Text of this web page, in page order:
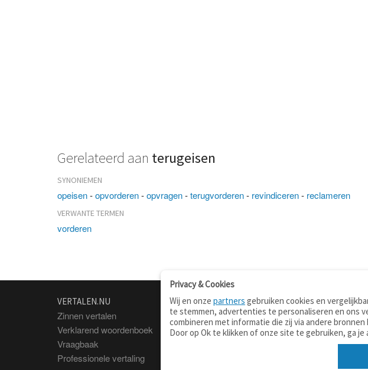
Gerelateerd aan terugeisen
SYNONIEMEN
opeisen-opvorderen-opvragen-terugvorderen- revindiceren- reclameren
VERWANTE TERMEN
vorderen
VERTALEN.NU
Zinnen vertalen
Verklarend woordenboek
Vraagbaak
Professionele vertaling
OVER
Over deze site
Contact
TOOLS
Apps
Mobiel
Tools & widgets
Privacy & Cookies
Wij en onze partners gebruiken cookies en
te stemmen, advertenties te personaliseren en ons
combineren met informatie die zij via andere
Door op Ok te klikken of onze site te gebruiken, ga